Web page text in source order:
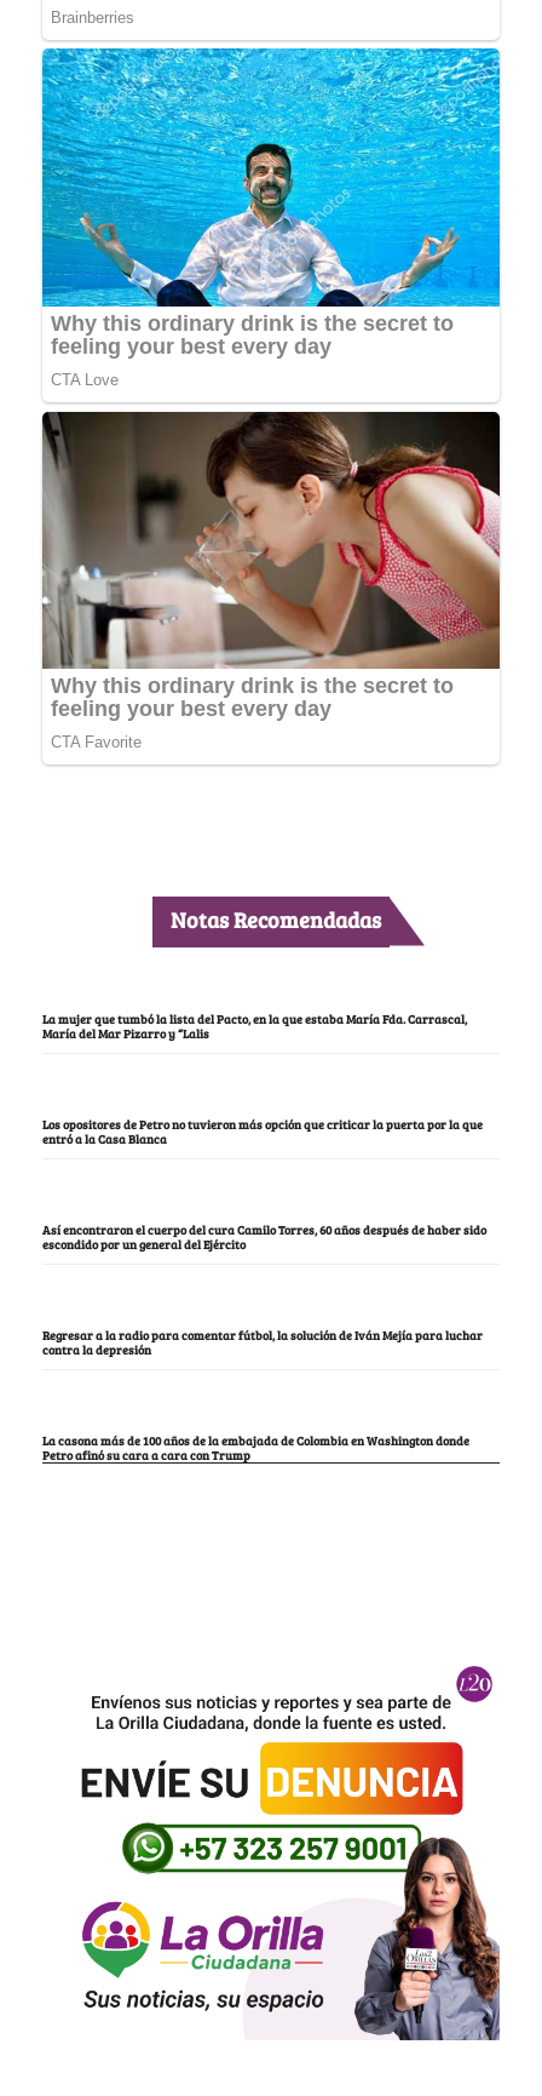
Notas Recomendadas
La mujer que tumbó la lista del Pacto, en la que estaba María Fda. Carrascal,
María del Mar Pizarro y “Lalis
Los opositores de Petro no tuvieron más opción que criticar la puerta por la que
entró a la Casa Blanca
Así encontraron el cuerpo del cura Camilo Torres, 60 años después de haber sido
escondido por un general del Ejército
Regresar a la radio para comentar fútbol, la solución de Iván Mejía para luchar
contra la depresión
La casona más de 100 años de la embajada de Colombia en Washington donde
Petro afinó su cara a cara con Trump